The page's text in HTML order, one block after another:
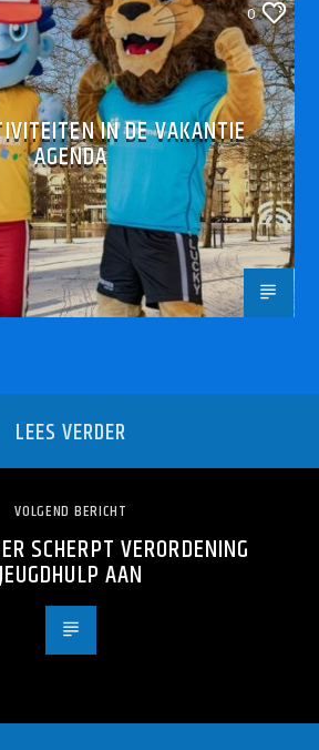
0
IN DE VAKANTIE
AGENDA
LEES VERDER
VOLGEND BERICHT
SCHERPT VERORDENING
AAN